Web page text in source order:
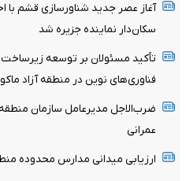
آغاز عصر جدید شناورسازی قشم با
سکان‌دار نماینده جزیره شد
تأکید مسئولان بر توسعه
فناوری‌های نوین در منطقه آزاد ماکو
ضرب‌الاجل مدیرعامل سازمان منطقه
عمرانی
ارزیابی میدانی مدارس محدوده